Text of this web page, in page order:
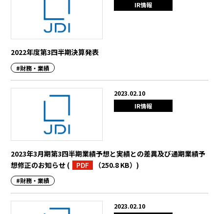
IR情報
2022年度第3四半期決算発表
#財務・業績
2023.02.10
IR情報
2023年3月期第3四半期業績予想と実績との差異及び通期業績予
想修正のお知らせ ( PDF （250.8 KB）)
#財務・業績
2023.02.10